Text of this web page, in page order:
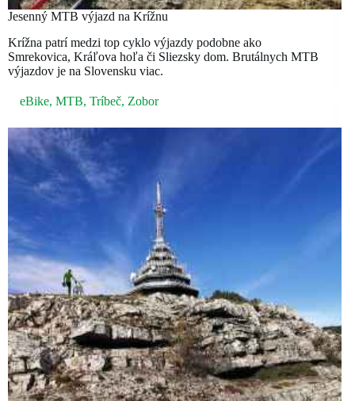
Jesenný MTB výjazd na Krížnu
Krížna patrí medzi top cyklo výjazdy podobne ako
Smrekovica, Kráľova hoľa či Sliezsky dom. Brutálnych MTB
výjazdov je na Slovensku viac.
eBike, MTB, Tríbeč, Zobor